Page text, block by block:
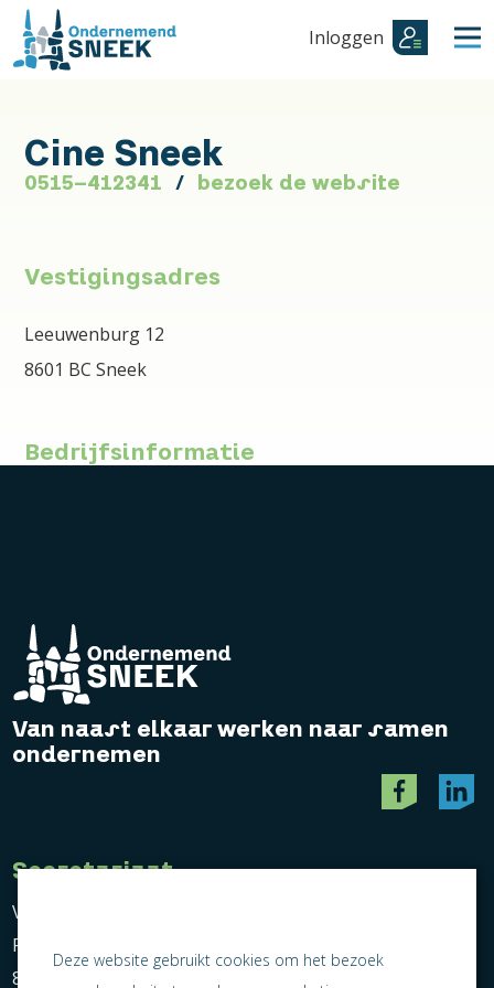
Inloggen
Cine Sneek
0515-412341 bezoek de website
Vestigingsadres
Leeuwenburg 12
8601 BC Sneek
Bedrijfsinformatie
Van naast elkaar werken naar samen
ondernemen
Secretariaat
Vereniging Ondernemend Sneek
Postbus 464
8600 AL Sneek
Deze website gebruikt cookies om het bezoek